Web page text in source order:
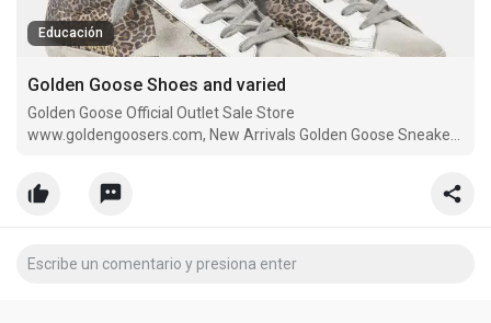
Educación
Golden Goose Shoes and varied
Golden Goose Official Outlet Sale Store
www.goldengoosers.com, New Arrivals Golden Goose Sneakers